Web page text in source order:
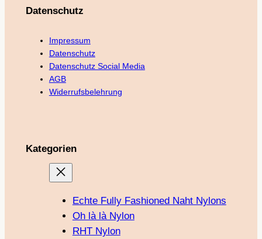
Datenschutz
Impressum
Datenschutz
Datenschutz Social Media
AGB
Widerrufsbelehrung
Kategorien
Echte Fully Fashioned Naht Nylons
Oh là là Nylon
RHT Nylon